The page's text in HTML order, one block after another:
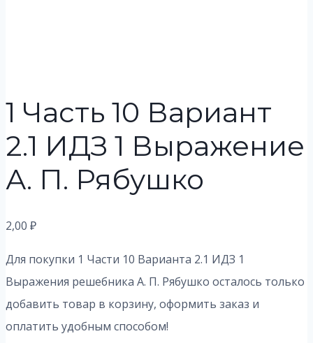
1 Часть 10 Вариант
2.1 ИДЗ 1 Выражение
А. П. Рябушко
2,00 ₽
Для покупки 1 Части 10 Варианта 2.1 ИДЗ 1
Выражения решебника А. П. Рябушко осталось только
добавить товар в корзину, оформить заказ и
оплатить удобным способом!